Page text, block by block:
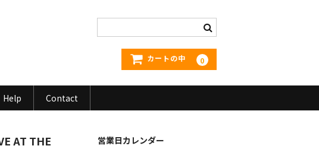
カートの中 0
Help Contact
AT THE
営業日カレンダー